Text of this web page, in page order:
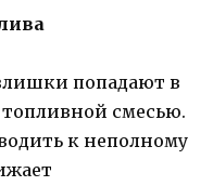
попадают в
смесью.
к неполному